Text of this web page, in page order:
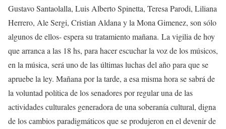
Gustavo Santaolalla, Luis Alberto Spinetta, Teresa Parodi, Liliana
Herrero, Ale Sergi, Cristian Aldana y la Mona Gimenez, son sólo
algunos de ellos- espera su tratamiento mañana. La vigilia de hoy
que arranca a las 18 hs, para hacer escuchar la voz de los músicos,
en la música, será uno de las últimas luchas del año para que se
apruebe la ley. Mañana por la tarde, a esa misma hora se sabrá de
la voluntad política de los senadores por regular una de las
actividades culturales generadora de una soberanía cultural, digna
de los cambios paradigmáticos que se produjeron en el devenir de